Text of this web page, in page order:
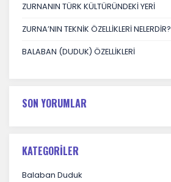
ZURNANIN TÜRK KÜLTÜRÜNDEKİ YERİ
ZURNA’NIN TEKNİK ÖZELLİKLERİ NELERDİR?
BALABAN (DUDUK) ÖZELLİKLERİ
SON YORUMLAR
KATEGORILER
Balaban Duduk